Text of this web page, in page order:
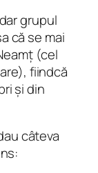
grupul
că se mai
(cel
fiindcă
și din
câteva